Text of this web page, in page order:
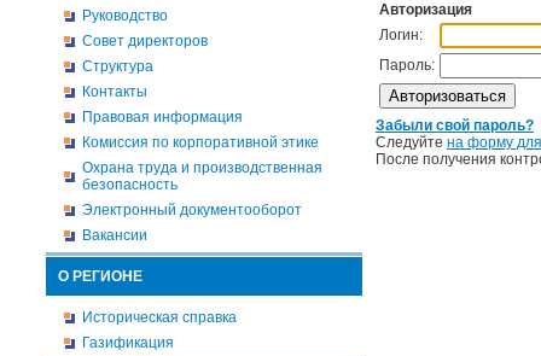
Руководство
Совет директоров
Структура
Контакты
Правовая информация
Комиссия по корпоративной этике
Охрана труда и производственная
безопасность
Электронный документооборот
Вакансии
О РЕГИОНЕ
Историческая справка
Газификация
Авторизация
Логин:
Пароль:
Забыли свой пароль?
Следуйте на форму
После получения